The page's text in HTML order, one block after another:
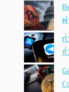
ผ่
ทั่
ชั่